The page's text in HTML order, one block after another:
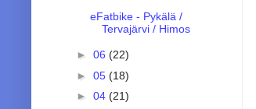
eFatbike - Pykälä /
Tervajärvi / Himos
► 06 (22)
► 05 (18)
► 04 (21)